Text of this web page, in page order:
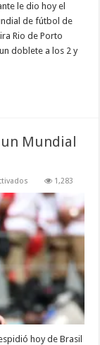
le dio hoy el
de fútbol de
Rio de Porto
doblete a los 2 y
Mundial
logra
primer
triunfo
en
un
Mundial
y
acaba
con
ilusión
1,283
hoy de Brasil